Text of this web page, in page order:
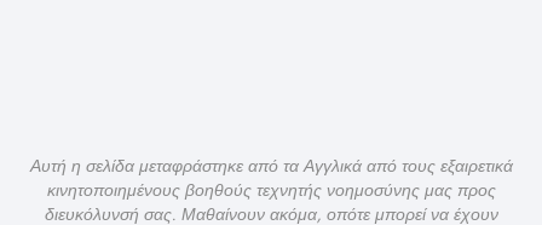
Αυτή η σελίδα μεταφράστηκε από τα Αγγλικά από τους εξαιρετικά
κινητοποιημένους βοηθούς τεχνητής νοημοσύνης μας προς
διευκόλυνσή σας. Μαθαίνουν ακόμα, οπότε μπορεί να έχουν